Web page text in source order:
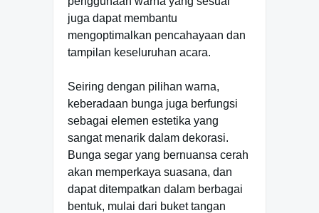
juga dapat membantu
mengoptimalkan pencahayaan dan
tampilan keseluruhan acara.
Seiring dengan pilihan warna,
keberadaan bunga juga berfungsi
sebagai elemen estetika yang
sangat menarik dalam dekorasi.
Bunga segar yang bernuansa cerah
akan memperkaya suasana, dan
dapat ditempatkan dalam berbagai
bentuk, mulai dari buket tangan